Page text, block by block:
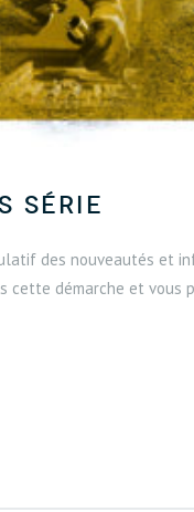
Série
des nouveautés et
cette démarche et vous